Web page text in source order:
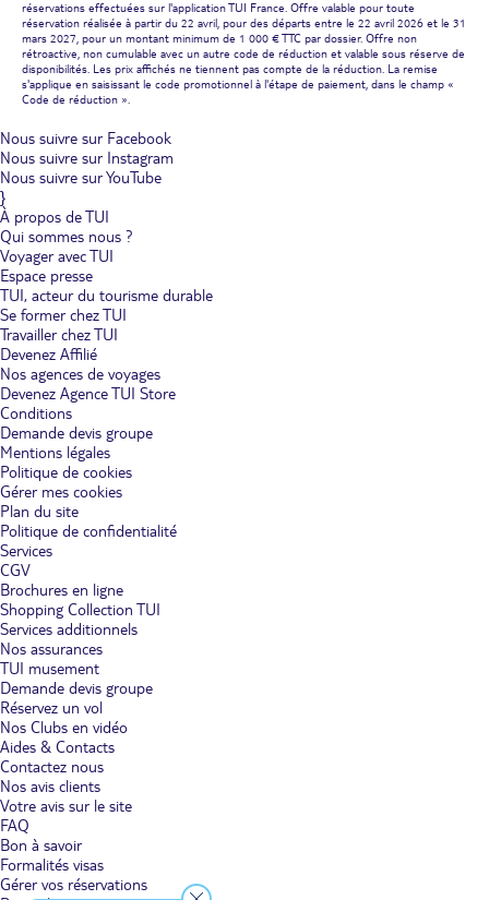
réservations effectuées sur l'application TUI France. Offre valable pour toute
réservation réalisée à partir du 22 avril, pour des départs entre le 22 avril 2026 et le 31
mars 2027, pour un montant minimum de 1 000 € TTC par dossier. Offre non
rétroactive, non cumulable avec un autre code de réduction et valable sous réserve de
disponibilités. Les prix affichés ne tiennent pas compte de la réduction. La remise
s'applique en saisissant le code promotionnel à l'étape de paiement, dans le champ «
Code de réduction ».
Nous suivre sur Facebook
Nous suivre sur Instagram
Nous suivre sur YouTube
}
À propos de TUI
Qui sommes nous ?
Voyager avec TUI
Espace presse
TUI, acteur du tourisme durable
Se former chez TUI
Travailler chez TUI
Devenez Affilié
Nos agences de voyages
Devenez Agence TUI Store
Conditions
Demande devis groupe
Mentions légales
Politique de cookies
Gérer mes cookies
Plan du site
Politique de confidentialité
Services
CGV
Brochures en ligne
Shopping Collection TUI
Services additionnels
Nos assurances
TUI musement
Demande devis groupe
Réservez un vol
Nos Clubs en vidéo
Aides & Contacts
Contactez nous
Nos avis clients
Votre avis sur le site
FAQ
Bon à savoir
Formalités visas
Gérer vos réservations